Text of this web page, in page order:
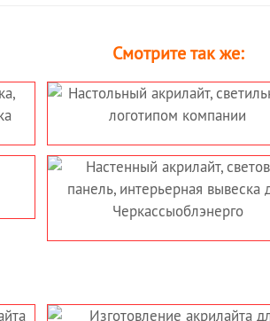
Смотрите так же:
АКРИЛАЙТ С
АКРИЛАЙТ,
ПАНЕЛЬ ДЛЯ
СТОМАТОЛОГИИ —
СВЕТОВАЯ
В ВИДЕ СЕРДЕЦ